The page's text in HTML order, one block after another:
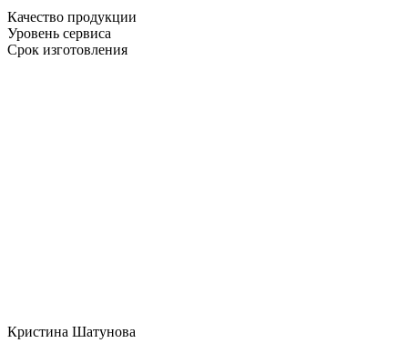
Качество продукции
Уровень сервиса
Срок изготовления
Кристина Шатунова